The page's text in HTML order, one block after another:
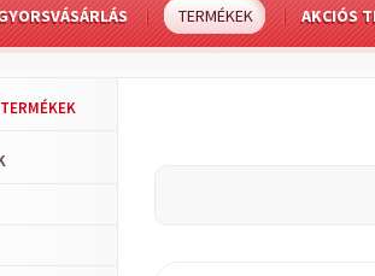
TERMÉKEK AKCIÓS